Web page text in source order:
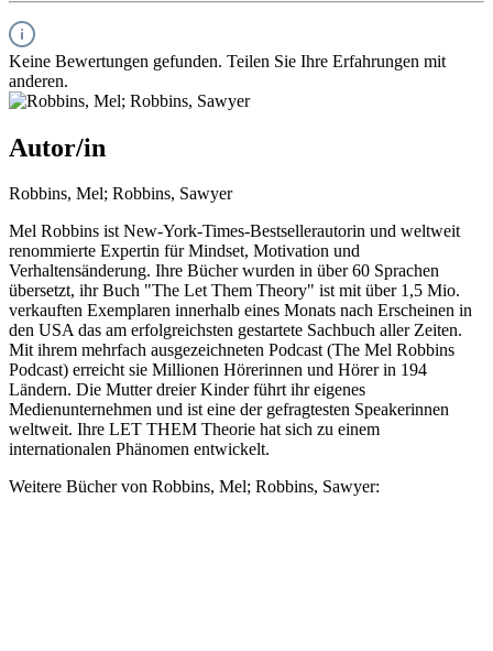
Keine Bewertungen gefunden. Teilen Sie Ihre Erfahrungen mit
anderen.
Autor/in
Robbins, Mel; Robbins, Sawyer
Mel Robbins ist New-York-Times-Bestsellerautorin und weltweit
renommierte Expertin für Mindset, Motivation und
Verhaltensänderung. Ihre Bücher wurden in über 60 Sprachen
übersetzt, ihr Buch "The Let Them Theory" ist mit über 1,5 Mio.
verkauften Exemplaren innerhalb eines Monats nach Erscheinen in
den USA das am erfolgreichsten gestartete Sachbuch aller Zeiten.
Mit ihrem mehrfach ausgezeichneten Podcast (The Mel Robbins
Podcast) erreicht sie Millionen Hörerinnen und Hörer in 194
Ländern. Die Mutter dreier Kinder führt ihr eigenes
Medienunternehmen und ist eine der gefragtesten Speakerinnen
weltweit. Ihre LET THEM Theorie hat sich zu einem
internationalen Phänomen entwickelt.
Weitere Bücher von Robbins, Mel; Robbins, Sawyer: